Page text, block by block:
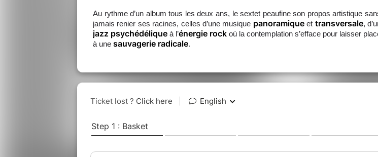
Au rythme d’un album tous les deux ans, le sextet peaufine son propos artistique
jamais renier ses racines, celles d’une musique panoramiqueet transversale,
jazz psychédélique à l’énergie rock où la contemplation s’efface pour laisser
à une sauvagerie radicale.